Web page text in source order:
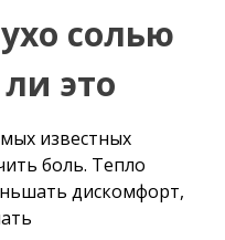
солью
это
известных
боль. Тепло
дискомфорт,